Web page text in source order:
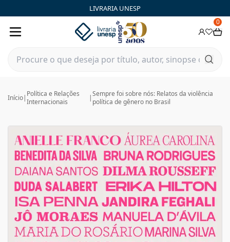
LIVRARIA UNESP
0
Início| Política e Relações
Internacionais
|Sempre foi sobre nós: Relatos da violência
política de gênero no Brasil